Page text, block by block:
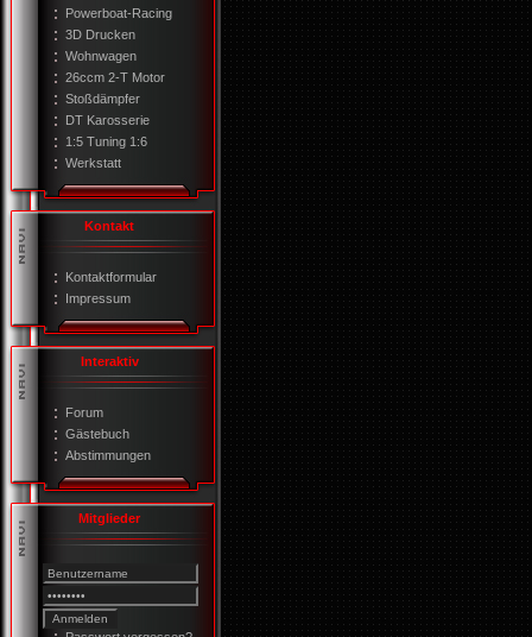
Powerboat-Racing
3D Drucken
Wohnwagen
26ccm 2-T Motor
Stoßdämpfer
DT Karosserie
1:5 Tuning 1:6
Werkstatt
Kontakt
Kontaktformular
Impressum
Interaktiv
Forum
Gästebuch
Abstimmungen
Mitglieder